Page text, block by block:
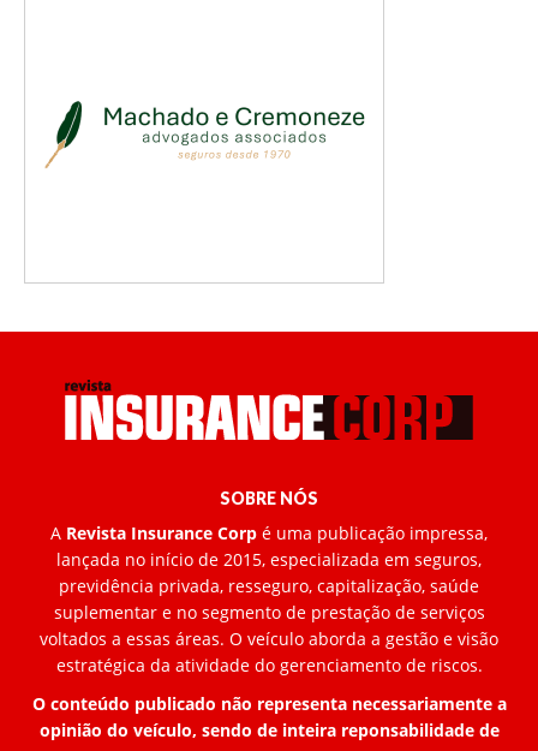
SOBRE NÓS
A Revista Insurance Corp é uma publicação impressa,
lançada no início de 2015, especializada em seguros,
previdência privada, resseguro, capitalização, saúde
suplementar e no segmento de prestação de serviços
voltados a essas áreas. O veículo aborda a gestão e visão
estratégica da atividade do gerenciamento de riscos.
O conteúdo publicado não representa necessariamente a
opinião do veículo, sendo de inteira reponsabilidade de